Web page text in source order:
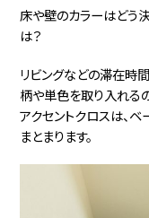
床や壁のカラーはどう
は？
リビングなどの滞在時
柄や単色を取り入れる
アクセントクロスは、
まとまります。